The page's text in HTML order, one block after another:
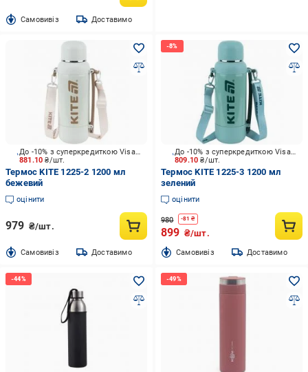
Cамовивіз Доставимо
881.10₴/шт.
До -10% з суперкредиткою Visa Вигода
Термос KITE 1225-2 1200 мл
бежевий
оцінити
979 ₴/шт.
Cамовивіз Доставимо
809.10₴/шт.
До -10% з суперкредиткою Visa Вигода
Термос KITE 1225-3 1200 мл
зелений
оцінити
980 -81 ₴
899 ₴/шт.
Cамовивіз Доставимо